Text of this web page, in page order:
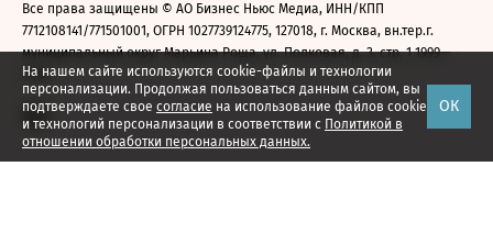
На нашем сайте используются cookie-файлы и технологии
персонализации. Продолжая пользоваться данным сайтом, вы
подтверждаете свое согласие на использование файлов cookie
и технологий персонализации в соответствии с Политикой в
отношении обработки персональных данных.
ОК
Все права защищены © АО Бизнес Ньюс Медиа, ИНН/КПП
7712108141/771501001, ОГРН 1027739124775, 127018, г. Москва, вн.тер.г.
муниципальный округ Марьина Роща, ул. Полковая, д. 3, стр. 1 1999—
2026